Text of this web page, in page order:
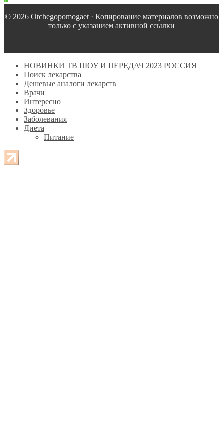
© 2026 Оtchegopomogaet · Копирование материалов возможно
только с указанием активной ссылки
НОВИНКИ ТВ ШОУ И ПЕРЕДАЧ 2023 РОССИЯ
Поиск лекарства
Дешевые аналоги лекарств
Врачи
Интересно
Здоровье
Заболевания
Диета
Питание